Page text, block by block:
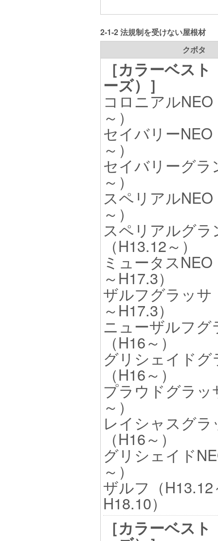
2-1-2 法規制を受けない屋根材
クボタ
［カラーベス
ーズ）］
コロニアル
～）
セイバリーNEO
～）
セイバリーグラ
～）
スペリアルNEO
～）
スペリアルグラ
（H13.12～）
ミュータス
～H17.3）
ザルフグラッサ
～H17.3）
ニューザルフグ
（H16～）
グリシェイドグ
（H16～）
プラウドグラッ
～）
レイシャスグラ
（H16～）
グリシェイド
～）
ザルフ（H13.12
H18.10）
［カラーベス